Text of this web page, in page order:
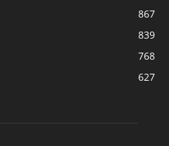
867
839
768
627